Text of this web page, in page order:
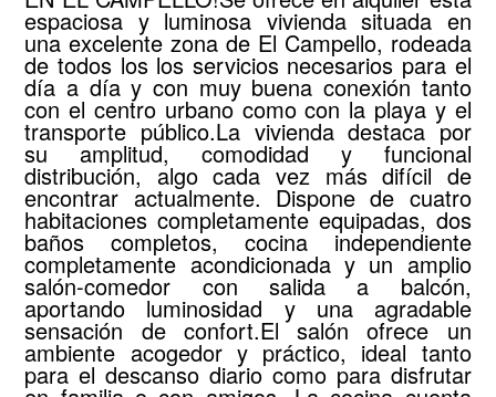
espaciosa y luminosa vivienda situada en
una excelente zona de El Campello, rodeada
de todos los los servicios necesarios para el
día a día y con muy buena conexión tanto
con el centro urbano como con la playa y el
transporte público.La vivienda destaca por
su amplitud, comodidad y funcional
distribución, algo cada vez más difícil de
encontrar actualmente. Dispone de cuatro
habitaciones completamente equipadas, dos
baños completos, cocina independiente
completamente acondicionada y un amplio
salón-comedor con salida a balcón,
aportando luminosidad y una agradable
sensación de confort.El salón ofrece un
ambiente acogedor y práctico, ideal tanto
para el descanso diario como para disfrutar